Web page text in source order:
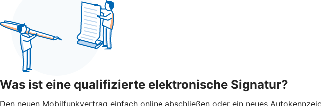
Was ist eine qualifizierte elektronische Signatur?
Den neuen Mobilfunkvertrag einfach online abschließen oder ein neues